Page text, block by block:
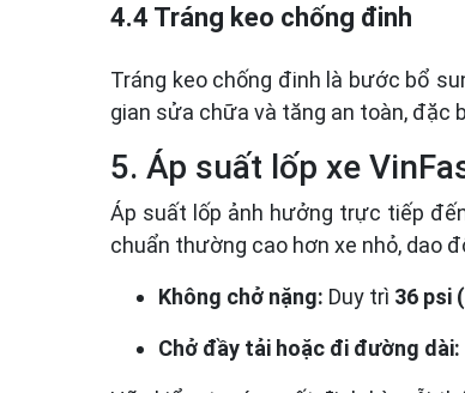
4.4 Tráng keo chống đinh
Tráng keo chống đinh là bước bổ
gian sửa chữa và tăng an toàn, đặc
5. Áp suất lốp xe
Áp suất lốp ảnh hưởng trực tiếp
chuẩn thường cao hơn xe nhỏ, dao
Không chở nặng: Duy trì 36 psi
Chở đầy tải hoặc đi đường dài: